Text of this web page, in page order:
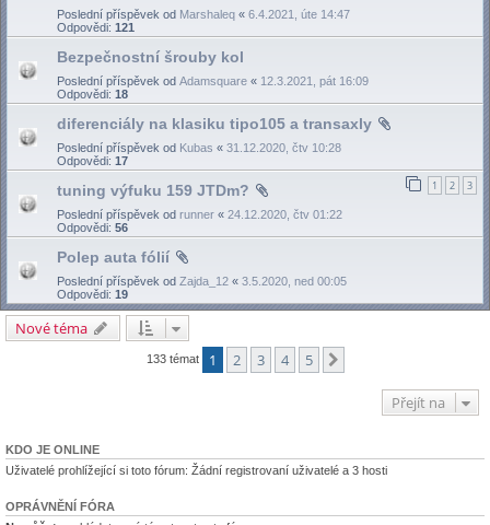
Poslední příspěvek od Marshaleq « 6.4.2021, úte 14:47
Odpovědi: 121
Bezpečnostní šrouby kol
Poslední příspěvek od Adamsquare « 12.3.2021, pát 16:09
Odpovědi: 18
diferenciály na klasiku tipo105 a transaxly
Poslední příspěvek od Kubas « 31.12.2020, čtv 10:28
Odpovědi: 17
1 2 3
tuning výfuku 159 JTDm?
Poslední příspěvek od runner « 24.12.2020, čtv 01:22
Odpovědi: 56
Polep auta fólií
Poslední příspěvek od Zajda_12 « 3.5.2020, ned 00:05
Odpovědi: 19
Nové téma
133 témat 1 2 3 4 5
Přejít na
KDO JE ONLINE
Uživatelé prohlížející si toto fórum: Žádní registrovaní uživatelé a 3 hosti
OPRÁVNĚNÍ FÓRA